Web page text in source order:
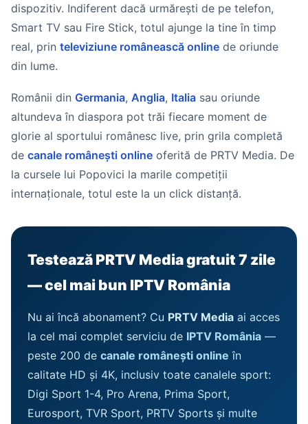
dispozitiv. Indiferent dacă urmărești de pe telefon,
Smart TV sau Fire Stick, totul ajunge la tine în timp
real, prin televiziune românească online de oriunde
din lume.
Românii din Germania, Anglia, Italia sau oriunde
altundeva în diaspora pot trăi fiecare moment de
glorie al sportului românesc live, prin grila completă
de canale românești online oferită de PRTV Media. De
la cursele lui Popovici la marile competiții
internaționale, totul este la un click distanță.
Testează PRTV Media gratuit 7 zile
— cel mai bun IPTV România
Nu ai încă abonament? Cu PRTV Media ai acces
la cel mai complet serviciu de IPTV România —
peste 200 de canale românești online în
calitate HD și 4K, inclusiv toate canalele sport:
Digi Sport 1-4, Pro Arena, Prima Sport,
Eurosport, TVR Sport, PRTV Sports și multe